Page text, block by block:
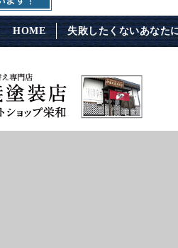
HOME 失敗したくないあなた